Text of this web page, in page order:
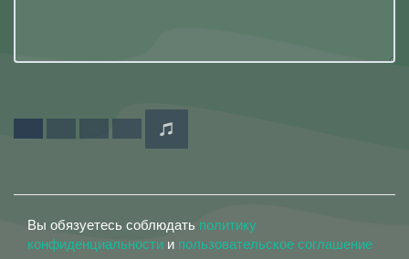
Вы обязуетесь соблюдать политику
конфиденциальности и пользовательское соглашение